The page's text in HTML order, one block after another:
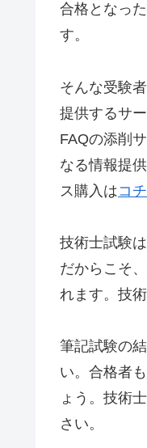
合格となっ
す。
そんな受験
提供するサ
FAQの添削
なる情報提
ス購入はコ
技術士試験
だからこそ
れます。技
筆記試験の
い。合格者
ょう。技術
さい。